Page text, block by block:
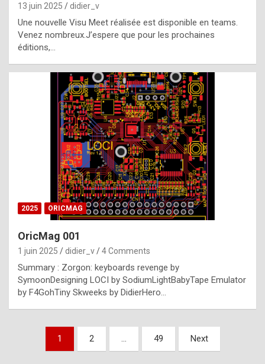
t
t
e
b
e
s
t
p
h
o
n
y
l
e
x
a
13 juin 2025 didier_v
Une nouvelle Visu Meet réalisée est disponible en teams.
Venez nombreux.J’espere que pour les prochaines
éditions,…
2025 ORICMAG
OricMag 001
1 juin 2025 didier_v 4 Comments
Summary : Zorgon: keyboards revenge by
SymoonDesigning LOCI by SodiumLightBabyTape Emulator
by F4GohTiny Skweeks by DidierHero…
Pagination
1 2 … 49 Next